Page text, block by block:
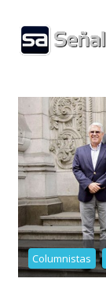
content
Columnistas